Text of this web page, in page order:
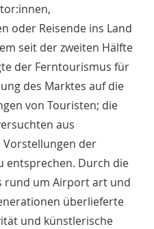
oder Reisende ins Land
seit der zweiten Hälfte
der Ferntourismus für
des Marktes auf die
von Touristen; die
aus
Vorstellungen der
entsprechen. Durch die
rund um Airport art und
überlieferte
und künstlerische